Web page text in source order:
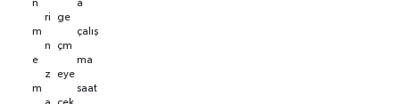
n
m
e
m
ri
n
z
ge
çm
eye
a
çalış
ma
saat